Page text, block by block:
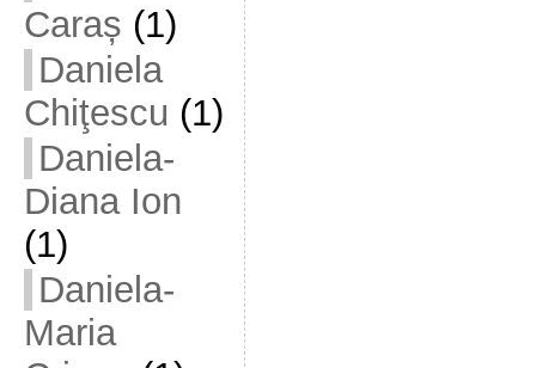
Caraș (1)
Daniela
Chiţescu (1)
Daniela-
Diana Ion
(1)
Daniela-
Maria